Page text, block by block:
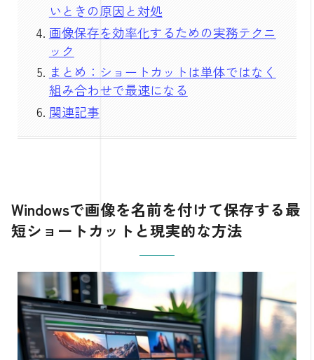
いときの原因と対処
画像保存を効率化するための実務テクニ
ック
まとめ：ショートカットは単体ではなく
組み合わせで最速になる
関連記事
Windowsで画像を名前を付けて保存する最
短ショートカットと現実的な方法